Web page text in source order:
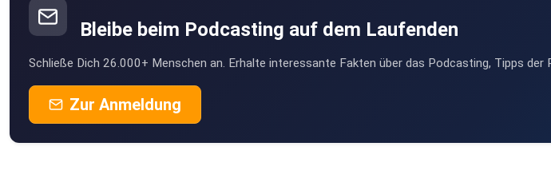
Bleibe beim Podcasting auf dem Laufenden
Schließe Dich 26.000+ Menschen an. Erhalte interessante Fakten über das Podcasting, Tipps der
Zur Anmeldung